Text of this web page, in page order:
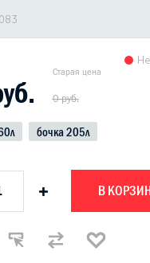
Старая цена
0 руб.
бочка 205л
+ В